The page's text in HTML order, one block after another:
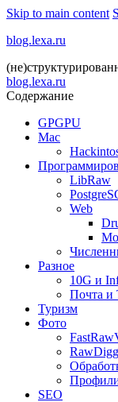
Skip to main content
blog.lexa.ru
blog.lexa.ru
Содержание
GPGPU
Mac
LibRaw
Web
Разное
10G и
Почта и
Туризм
Фото
SEO